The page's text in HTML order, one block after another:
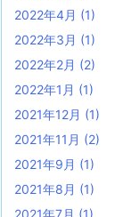
2022年4月 (1)
2022年3月 (1)
2022年2月 (2)
2022年1月 (1)
2021年12月 (1)
2021年11月 (2)
2021年9月 (1)
2021年8月 (1)